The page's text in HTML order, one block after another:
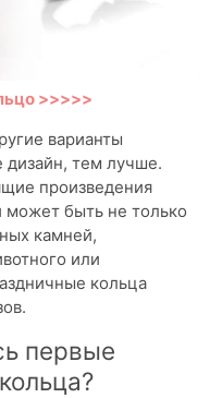
>>>>>
варианты
тем лучше.
произведения
может быть не только
камней,
или
кольца
первые